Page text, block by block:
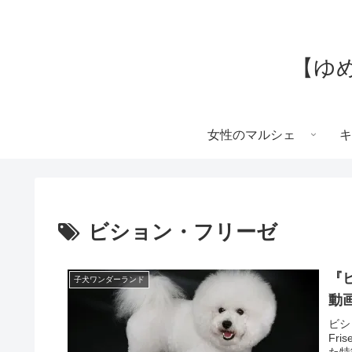
【
女性のマルシェ
ビション・フリーゼ
子犬ワンダーランド
動
ビ